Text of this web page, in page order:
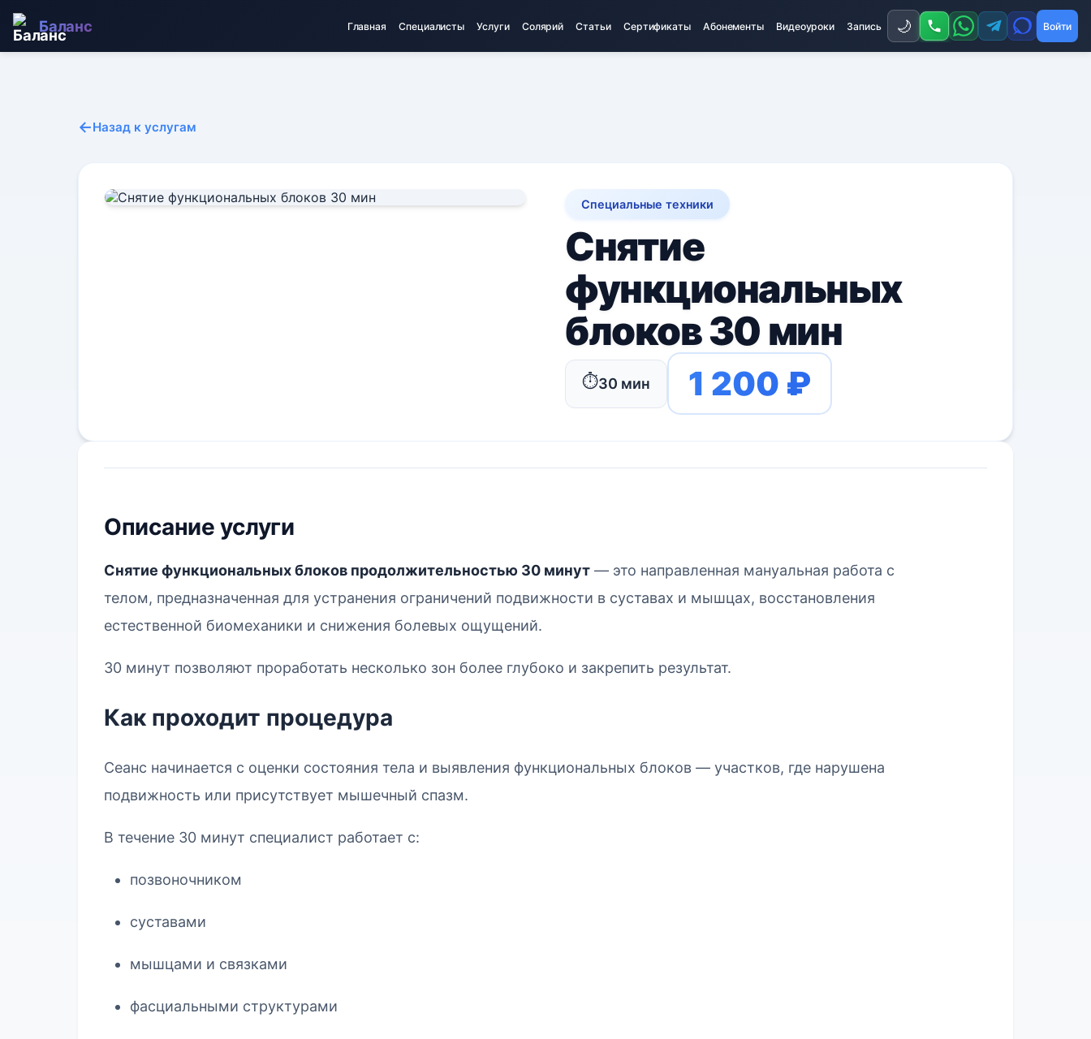
Баланс Главная Специалисты Услуги Солярий Статьи Сертификаты Абонементы Видеоуроки Запись 🌙 Войти
←Назад к услугам
Специальные техники
Снятие
функциональных
блоков 30 мин
⏱️30 мин 1 200 ₽
Описание услуги
Снятие функциональных блоков продолжительностью 30 минут — это направленная мануальная работа с
телом, предназначенная для устранения ограничений подвижности в суставах и мышцах, восстановления
естественной биомеханики и снижения болевых ощущений.
30 минут позволяют проработать несколько зон более глубоко и закрепить результат.
Как проходит процедура
Сеанс начинается с оценки состояния тела и выявления функциональных блоков — участков, где нарушена
подвижность или присутствует мышечный спазм.
В течение 30 минут специалист работает с:
позвоночником
суставами
мышцами и связками
фасциальными структурами